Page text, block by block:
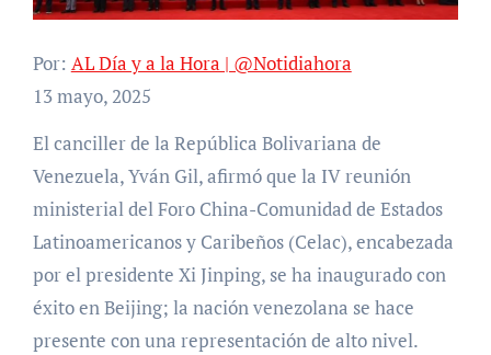
Por: AL Día y a la Hora | @Notidiahora
13 mayo, 2025
El canciller de la República Bolivariana de
Venezuela, Yván Gil, afirmó que la IV reunión
ministerial del Foro China-Comunidad de Estados
Latinoamericanos y Caribeños (Celac), encabezada
por el presidente Xi Jinping, se ha inaugurado con
éxito en Beijing; la nación venezolana se hace
presente con una representación de alto nivel.